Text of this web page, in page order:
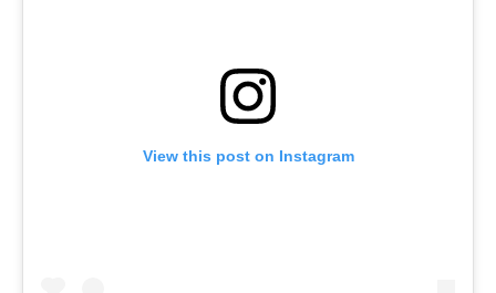
View this post on Instagram